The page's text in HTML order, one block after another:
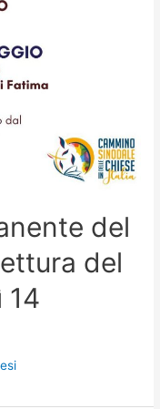
del
del
14